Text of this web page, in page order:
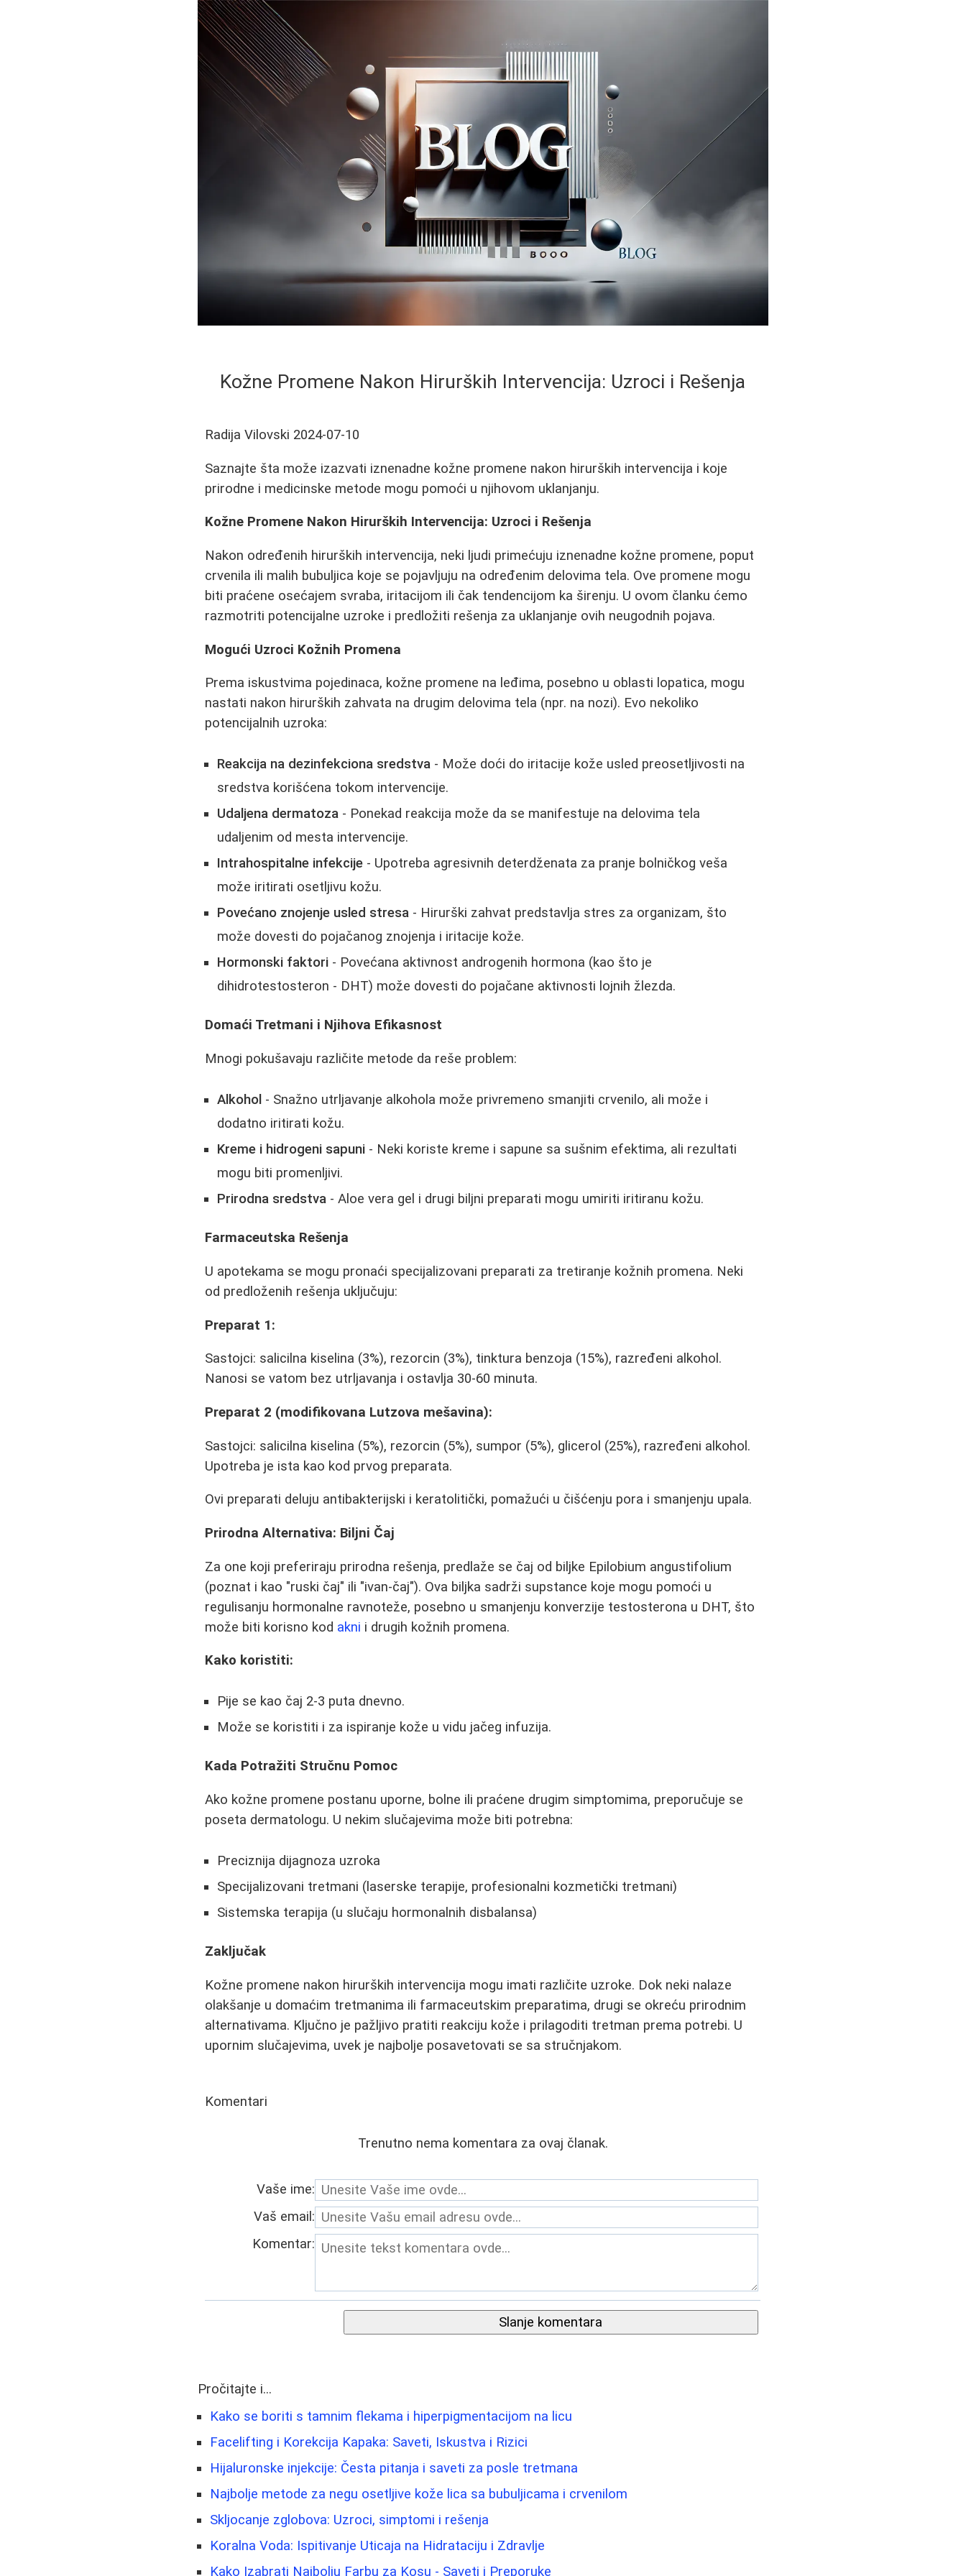
Kožne Promene Nakon Hirurških Intervencija: Uzroci i Rešenja
Radija Vilovski 2024-07-10
Saznajte šta može izazvati iznenadne kožne promene nakon hirurških intervencija i koje
prirodne i medicinske metode mogu pomoći u njihovom uklanjanju.
Kožne Promene Nakon Hirurških Intervencija: Uzroci i Rešenja
Nakon određenih hirurških intervencija, neki ljudi primećuju iznenadne kožne promene, poput
crvenila ili malih bubuljica koje se pojavljuju na određenim delovima tela. Ove promene mogu
biti praćene osećajem svraba, iritacijom ili čak tendencijom ka širenju. U ovom članku ćemo
razmotriti potencijalne uzroke i predložiti rešenja za uklanjanje ovih neugodnih pojava.
Mogući Uzroci Kožnih Promena
Prema iskustvima pojedinaca, kožne promene na leđima, posebno u oblasti lopatica, mogu
nastati nakon hirurških zahvata na drugim delovima tela (npr. na nozi). Evo nekoliko
potencijalnih uzroka:
Reakcija na dezinfekciona sredstva - Može doći do iritacije kože usled preosetljivosti na
sredstva korišćena tokom intervencije.
Udaljena dermatoza - Ponekad reakcija može da se manifestuje na delovima tela
udaljenim od mesta intervencije.
Intrahospitalne infekcije - Upotreba agresivnih deterdženata za pranje bolničkog veša
može iritirati osetljivu kožu.
Povećano znojenje usled stresa - Hirurški zahvat predstavlja stres za organizam, što
može dovesti do pojačanog znojenja i iritacije kože.
Hormonski faktori - Povećana aktivnost androgenih hormona (kao što je
dihidrotestosteron - DHT) može dovesti do pojačane aktivnosti lojnih žlezda.
Domaći Tretmani i Njihova Efikasnost
Mnogi pokušavaju različite metode da reše problem:
Alkohol - Snažno utrljavanje alkohola može privremeno smanjiti crvenilo, ali može i
dodatno iritirati kožu.
Kreme i hidrogeni sapuni - Neki koriste kreme i sapune sa sušnim efektima, ali rezultati
mogu biti promenljivi.
Prirodna sredstva - Aloe vera gel i drugi biljni preparati mogu umiriti iritiranu kožu.
Farmaceutska Rešenja
U apotekama se mogu pronaći specijalizovani preparati za tretiranje kožnih promena. Neki
od predloženih rešenja uključuju:
Preparat 1:
Sastojci: salicilna kiselina (3%), rezorcin (3%), tinktura benzoja (15%), razređeni alkohol.
Nanosi se vatom bez utrljavanja i ostavlja 30-60 minuta.
Preparat 2 (modifikovana Lutzova mešavina):
Sastojci: salicilna kiselina (5%), rezorcin (5%), sumpor (5%), glicerol (25%), razređeni alkohol.
Upotreba je ista kao kod prvog preparata.
Ovi preparati deluju antibakterijski i keratolitički, pomažući u čišćenju pora i smanjenju upala.
Prirodna Alternativa: Biljni Čaj
Za one koji preferiraju prirodna rešenja, predlaže se čaj od biljke Epilobium angustifolium
(poznat i kao "ruski čaj" ili "ivan-čaj"). Ova biljka sadrži supstance koje mogu pomoći u
regulisanju hormonalne ravnoteže, posebno u smanjenju konverzije testosterona u DHT, što
može biti korisno kod akni i drugih kožnih promena.
Kako koristiti:
Pije se kao čaj 2-3 puta dnevno.
Može se koristiti i za ispiranje kože u vidu jačeg infuzija.
Kada Potražiti Stručnu Pomoc
Ako kožne promene postanu uporne, bolne ili praćene drugim simptomima, preporučuje se
poseta dermatologu. U nekim slučajevima može biti potrebna:
Preciznija dijagnoza uzroka
Specijalizovani tretmani (laserske terapije, profesionalni kozmetički tretmani)
Sistemska terapija (u slučaju hormonalnih disbalansa)
Zaključak
Kožne promene nakon hirurških intervencija mogu imati različite uzroke. Dok neki nalaze
olakšanje u domaćim tretmanima ili farmaceutskim preparatima, drugi se okreću prirodnim
alternativama. Ključno je pažljivo pratiti reakciju kože i prilagoditi tretman prema potrebi. U
upornim slučajevima, uvek je najbolje posavetovati se sa stručnjakom.
Komentari
Trenutno nema komentara za ovaj članak.
Vaše ime:
Vaš email:
Komentar:
Slanje komentara
Pročitajte i...
Kako se boriti s tamnim flekama i hiperpigmentacijom na licu
Facelifting i Korekcija Kapaka: Saveti, Iskustva i Rizici
Hijaluronske injekcije: Česta pitanja i saveti za posle tretmana
Najbolje metode za negu osetljive kože lica sa bubuljicama i crvenilom
Skljocanje zglobova: Uzroci, simptomi i rešenja
Koralna Voda: Ispitivanje Uticaja na Hidrataciju i Zdravlje
Kako Izabrati Najbolju Farbu za Kosu - Saveti i Preporuke